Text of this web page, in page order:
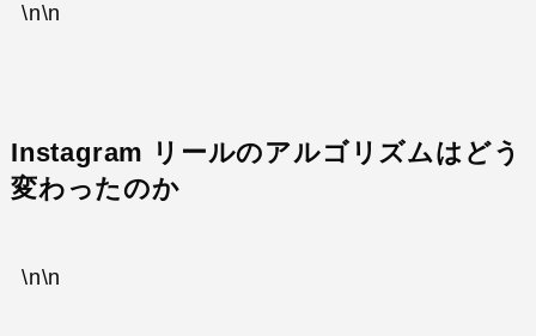
\n\n
Instagram リールのアルゴリズムはどう
変わったのか
\n\n